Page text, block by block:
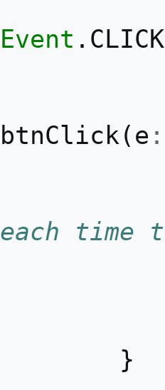
Event . CLICK
btnClick( e :
each time
}